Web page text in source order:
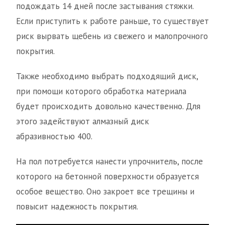
подождать 14 дней после застывания стяжки.
Если приступить к работе раньше, то существует
риск вырвать щебень из свежего и малопрочного
покрытия.
Также необходимо выбрать подходящий диск,
при помощи которого обработка материала
будет происходить довольно качественно. Для
этого задействуют алмазный диск
абразивностью 400.
На пол потребуется нанести упрочнитель, после
которого на бетонной поверхности образуется
особое вещество. Оно закроет все трещины и
повысит надежность покрытия.